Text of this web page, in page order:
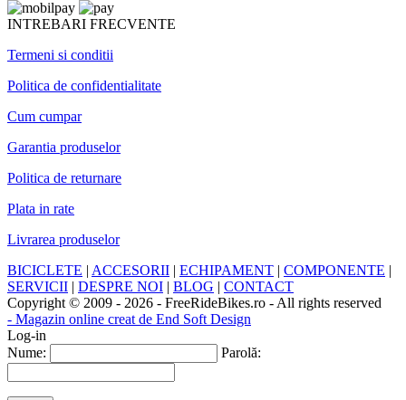
INTREBARI FRECVENTE
Termeni si conditii
Politica de confidentialitate
Cum cumpar
Garantia produselor
Politica de returnare
Plata in rate
Livrarea produselor
BICICLETE | ACCESORII | ECHIPAMENT | COMPONENTE |
SERVICII | DESPRE NOI | BLOG | CONTACT
Copyright © 2009 - 2026 - FreeRideBikes.ro - All rights reserved
- Magazin online creat de End Soft Design
Log-in
Nume:
Parolă: